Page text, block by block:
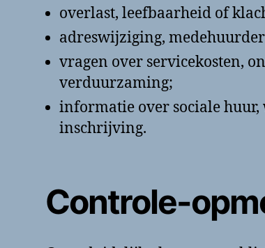
overlast, leefbaarheid of
adreswijziging,
vragen over servicekosten,
verduurzaming;
informatie over sociale huur,
inschrijving.
Controle-